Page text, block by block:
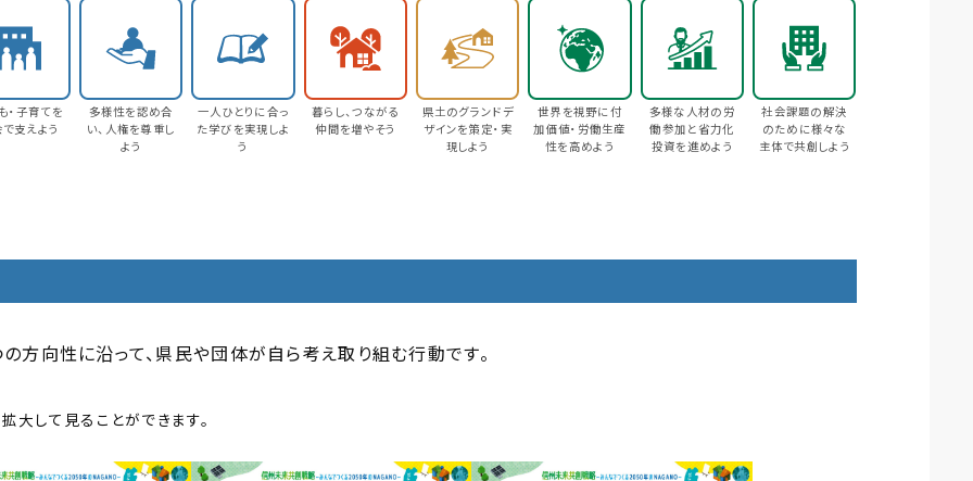
・子育てを
支えよう
多様性を認め合
い、人権を尊重し
よう
一人ひとりに合っ
た学びを実現しよ
う
暮らし、つながる
仲間を増やそう
県土のグランドデ
ザインを策定・実
現しよう
世界を視野に付
加価値・労働生産
性を高めよう
多様な人材の労
働参加と省力化
投資を進めよう
社会課題の解決
のために様々な
主体で共創しよう
方向性に沿って、県民や団体が自ら考え取り組む行動です。
大して見ることができます。